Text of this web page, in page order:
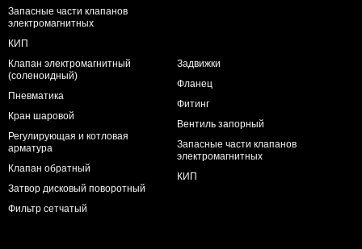
Запасные части клапанов
электромагнитных
КИП
Клапан электромагнитный
(соленоидный)
Пневматика
Кран шаровой
Регулирующая и котловая
арматура
Клапан обратный
Затвор дисковый поворотный
Фильтр сетчатый
Задвижки
Фланец
Фитинг
Вентиль запорный
Запасные части клапанов
электромагнитных
КИП